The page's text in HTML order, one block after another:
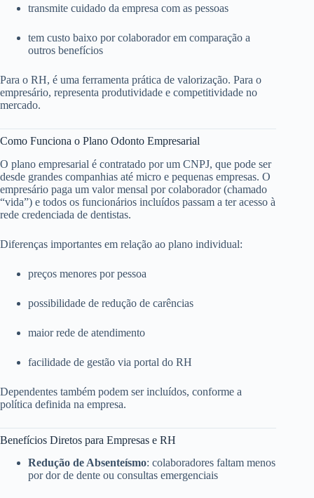
transmite cuidado da empresa com as pessoas
tem custo baixo por colaborador em comparação a
outros benefícios
Para o RH, é uma ferramenta prática de valorização. Para o
empresário, representa produtividade e competitividade no
mercado.
Como Funciona o Plano Odonto Empresarial
O plano empresarial é contratado por um CNPJ, que pode ser
desde grandes companhias até micro e pequenas empresas. O
empresário paga um valor mensal por colaborador (chamado
“vida”) e todos os funcionários incluídos passam a ter acesso à
rede credenciada de dentistas.
Diferenças importantes em relação ao plano individual:
preços menores por pessoa
possibilidade de redução de carências
maior rede de atendimento
facilidade de gestão via portal do RH
Dependentes também podem ser incluídos, conforme a
política definida na empresa.
Benefícios Diretos para Empresas e RH
Redução de Absenteísmo: colaboradores faltam menos
por dor de dente ou consultas emergenciais